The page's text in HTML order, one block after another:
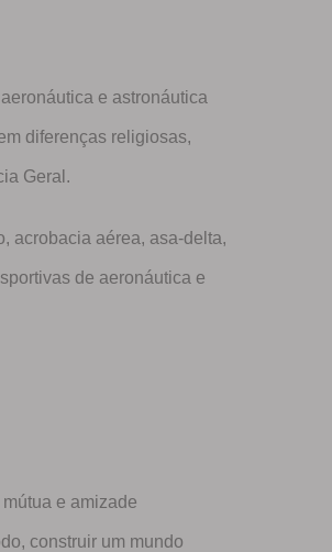
e astronáutica
diferenças religiosas,
Geral.
acrobacia aérea, asa-delta,
de aeronáutica e
e amizade
construir um mundo